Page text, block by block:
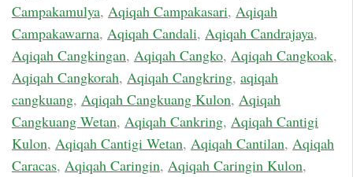
Campakamulya, Aqiqah Campakasari, Aqiqah
Campakawarna, Aqiqah Candali, Aqiqah Candrajaya,
Aqiqah Cangkingan, Aqiqah Cangko, Aqiqah Cangkoak,
Aqiqah Cangkorah, Aqiqah Cangkring, aqiqah
cangkuang, Aqiqah Cangkuang Kulon, Aqiqah
Cangkuang Wetan, Aqiqah Cankring, Aqiqah Cantigi
Kulon, Aqiqah Cantigi Wetan, Aqiqah Cantilan, Aqiqah
Caracas, Aqiqah Caringin, Aqiqah Caringin Kulon,